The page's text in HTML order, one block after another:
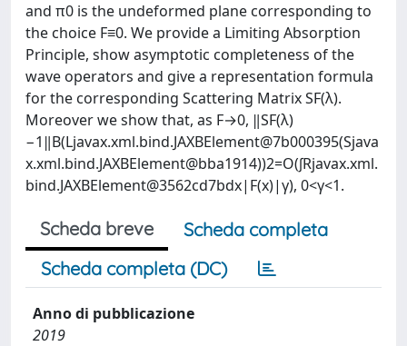
and π0 is the undeformed plane corresponding to
the choice F≡0. We provide a Limiting Absorption
Principle, show asymptotic completeness of the
wave operators and give a representation formula
for the corresponding Scattering Matrix SF(λ).
Moreover we show that, as F→0, ‖SF(λ)
−1‖B(Ljavax.xml.bind.JAXBElement@7b000395(Sjava
x.xml.bind.JAXBElement@bba1914))2=O(∫Rjavax.xml.
bind.JAXBElement@3562cd7bdx|F(x)|γ), 0<γ<1.
Scheda breve
Scheda completa
Scheda completa (DC)
Anno di pubblicazione
2019